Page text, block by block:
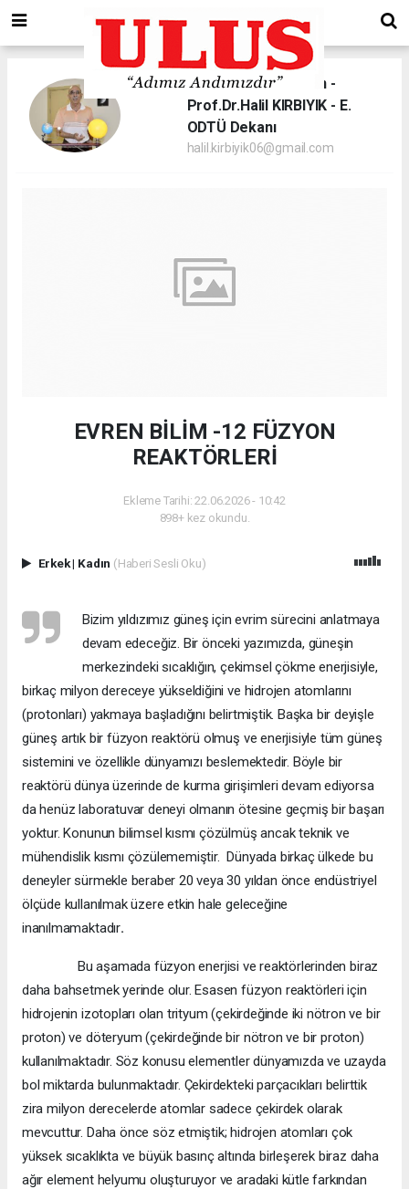
Uzay Penceresinden -
Prof.Dr.Halil KIRBIYIK - E.
ODTÜ Dekanı
halil.kirbiyik06@gmail.com
EVREN BİLİM -12 FÜZYON
REAKTÖRLERİ
Ekleme Tarihi: 22.06.2026 - 10:42
898+ kez okundu.
Erkek| Kadın (Haberi Sesli Oku)
Bizim yıldızımız güneş için evrim sürecini anlatmaya
devam edeceğiz. Bir önceki yazımızda, güneşin
merkezindeki sıcaklığın, çekimsel çökme enerjisiyle,
birkaç milyon dereceye yükseldiğini ve hidrojen atomlarını
(protonları) yakmaya başladığını belirtmiştik. Başka bir deyişle
güneş artık bir füzyon reaktörü olmuş ve enerjisiyle tüm güneş
sistemini ve özellikle dünyamızı beslemektedir. Böyle bir
reaktörü dünya üzerinde de kurma girişimleri devam ediyorsa
da henüz laboratuvar deneyi olmanın ötesine geçmiş bir başarı
yoktur. Konunun bilimsel kısmı çözülmüş ancak teknik ve
mühendislik kısmı çözülememiştir. Dünyada birkaç ülkede bu
deneyler sürmekle beraber 20 veya 30 yıldan önce endüstriyel
ölçüde kullanılmak üzere etkin hale geleceğine
inanılmamaktadır.
Bu aşamada füzyon enerjisi ve reaktörlerinden biraz
daha bahsetmek yerinde olur. Esasen füzyon reaktörleri için
hidrojenin izotopları olan trityum (çekirdeğinde iki nötron ve bir
proton) ve döteryum (çekirdeğinde bir nötron ve bir proton)
kullanılmaktadır. Söz konusu elementler dünyamızda ve uzayda
bol miktarda bulunmaktadır. Çekirdekteki parçacıkları belirttik
zira milyon derecelerde atomlar sadece çekirdek olarak
mevcuttur. Daha önce söz etmiştik; hidrojen atomları çok
yüksek sıcaklıkta ve büyük basınç altında birleşerek biraz daha
ağır element helyumu oluşturuyor ve aradaki kütle farkından